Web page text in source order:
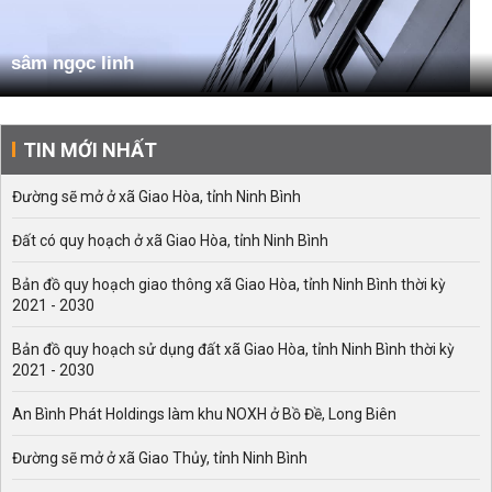
sâm ngọc linh
TIN MỚI NHẤT
Đường sẽ mở ở xã Giao Hòa, tỉnh Ninh Bình
Đất có quy hoạch ở xã Giao Hòa, tỉnh Ninh Bình
Bản đồ quy hoạch giao thông xã Giao Hòa, tỉnh Ninh Bình thời kỳ
2021 - 2030
Bản đồ quy hoạch sử dụng đất xã Giao Hòa, tỉnh Ninh Bình thời kỳ
2021 - 2030
An Bình Phát Holdings làm khu NOXH ở Bồ Đề, Long Biên
Đường sẽ mở ở xã Giao Thủy, tỉnh Ninh Bình